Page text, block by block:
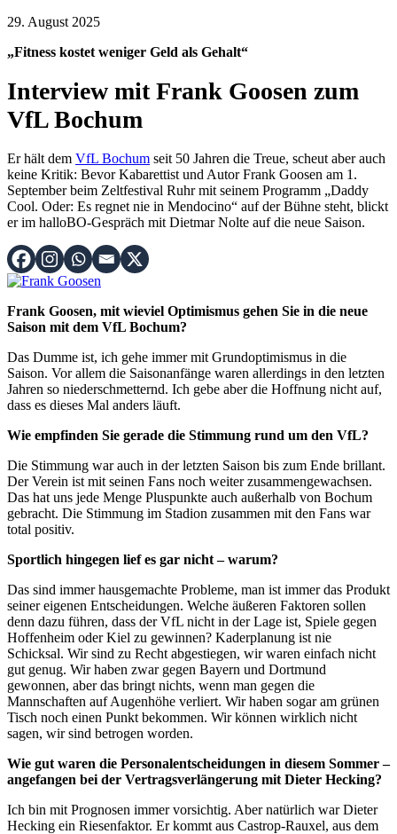
29. August 2025
„Fitness kostet weniger Geld als Gehalt“
Interview mit Frank Goosen zum
VfL Bochum
Er hält dem VfL Bochum seit 50 Jahren die Treue, scheut aber auch
keine Kritik: Bevor Kabarettist und Autor Frank Goosen am 1.
September beim Zeltfestival Ruhr mit seinem Programm „Daddy
Cool. Oder: Es regnet nie in Mendocino“ auf der Bühne steht, blickt
er im halloBO-Gespräch mit Dietmar Nolte auf die neue Saison.
Frank Goosen, mit wieviel Optimismus gehen Sie in die neue
Saison mit dem VfL Bochum?
Das Dumme ist, ich gehe immer mit Grundoptimismus in die
Saison. Vor allem die Saisonanfänge waren allerdings in den letzten
Jahren so niederschmetternd. Ich gebe aber die Hoffnung nicht auf,
dass es dieses Mal anders läuft.
Wie empfinden Sie gerade die Stimmung rund um den VfL?
Die Stimmung war auch in der letzten Saison bis zum Ende brillant.
Der Verein ist mit seinen Fans noch weiter zusammengewachsen.
Das hat uns jede Menge Pluspunkte auch außerhalb von Bochum
gebracht. Die Stimmung im Stadion zusammen mit den Fans war
total positiv.
Sportlich hingegen lief es gar nicht – warum?
Das sind immer hausgemachte Probleme, man ist immer das Produkt
seiner eigenen Entscheidungen. Welche äußeren Faktoren sollen
denn dazu führen, dass der VfL nicht in der Lage ist, Spiele gegen
Hoffenheim oder Kiel zu gewinnen? Kaderplanung ist nie
Schicksal. Wir sind zu Recht abgestiegen, wir waren einfach nicht
gut genug. Wir haben zwar gegen Bayern und Dortmund
gewonnen, aber das bringt nichts, wenn man gegen die
Mannschaften auf Augenhöhe verliert. Wir haben sogar am grünen
Tisch noch einen Punkt bekommen. Wir können wirklich nicht
sagen, wir sind betrogen worden.
Wie gut waren die Personalentscheidungen in diesem Sommer –
angefangen bei der Vertragsverlängerung mit Dieter Hecking?
Ich bin mit Prognosen immer vorsichtig. Aber natürlich war Dieter
Hecking ein Riesenfaktor. Er kommt aus Castrop-Rauxel, aus dem